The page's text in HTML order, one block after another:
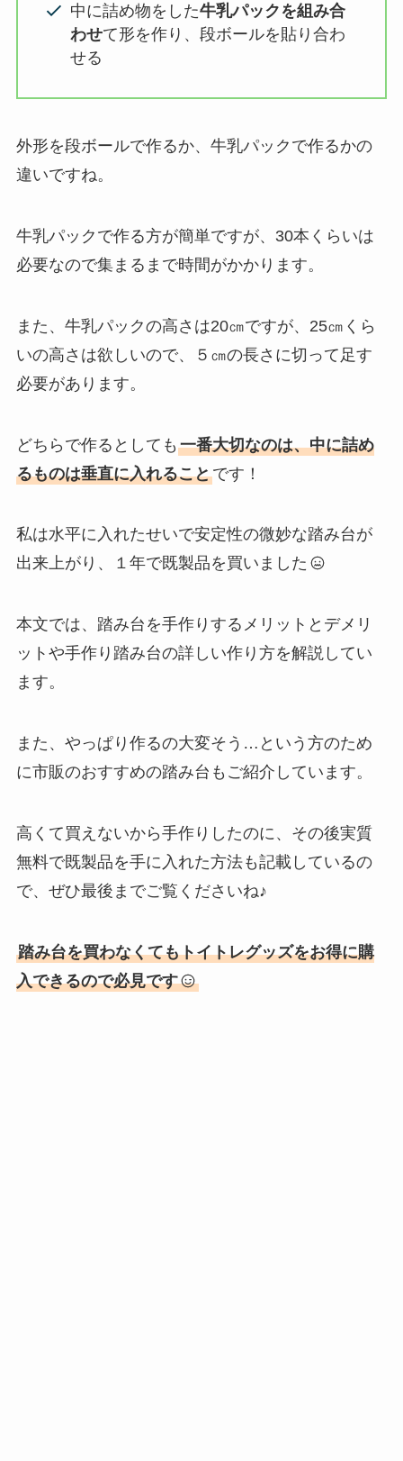
中に詰め物をした牛乳パックを組み合
わせて形を作り、段ボールを貼り合わ
せる
外形を段ボールで作るか、牛乳パックで作るかの
違いですね。
牛乳パックで作る方が簡単ですが、30本くらいは
必要なので集まるまで時間がかかります。
また、牛乳パックの高さは20㎝ですが、25㎝くら
いの高さは欲しいので、５㎝の長さに切って足す
必要があります。
どちらで作るとしても 一番大切なのは、中に詰め
るものは垂直に入れることです！
私は水平に入れたせいで安定性の微妙な踏み台が
出来上がり、１年で既製品を買いました
本文では、踏み台を手作りするメリットとデメリ
ットや手作り踏み台の詳しい作り方を解説してい
ます。
また、やっぱり作るの大変そう…という方のため
に市販のおすすめの踏み台もご紹介しています。
高くて買えないから手作りしたのに、その後実質
無料で既製品を手に入れた方法も記載しているの
で、ぜひ最後までご覧くださいね♪
踏み台を買わなくてもトイトレグッズをお得に購
入できるので必見です